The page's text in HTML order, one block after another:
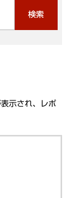
検索
示され、レポ